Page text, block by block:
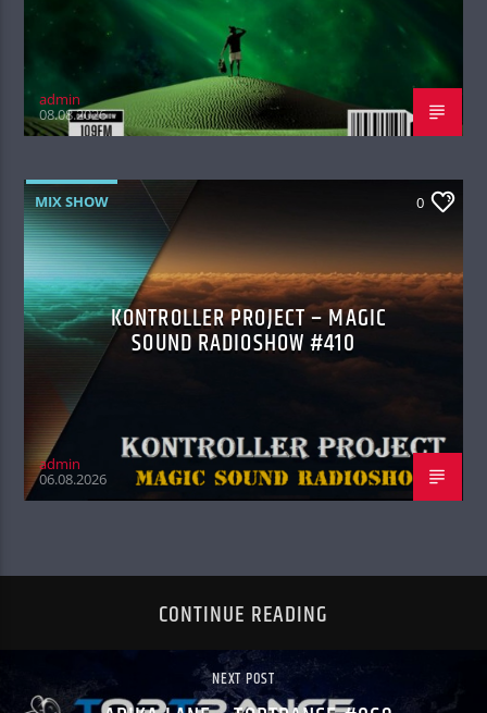
admin
08.08.2026
MIX SHOW 0
KONTROLLER PROJECT – MAGIC
SOUND RADIOSHOW #410
admin
06.08.2026
CONTINUE READING
NEXT POST